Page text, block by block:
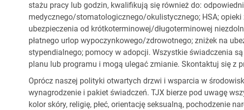
stażu pracy lub godzin, kwalifikują się również do:
medycznego/stomatologicznego/okulistycznego; HSA; opieki
ubezpieczenia od krótkoterminowej/długoterminowej
płatnego urlop wypoczynkowego/zdrowotnego; zniżek na
stypendialnego; pomocy w adopcji. Wszystkie świadczenia
planu lub programu i mogą ulegać zmianie. Skontaktuj się z
Oprócz naszej polityki otwartych drzwi i wsparcia w
wynagrodzenie i pakiet świadczeń. TJX bierze pod uwagę
kolor skóry, religię, płeć, orientację seksualną, pochodzenie